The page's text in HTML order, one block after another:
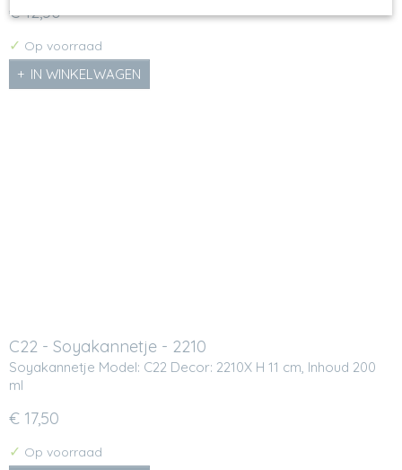
€ 12,50
✓ Op voorraad
IN WINKELWAGEN
C22 - Soyakannetje - 2210
Soyakannetje Model: C22 Decor: 2210X H 11 cm, Inhoud 200
ml
€ 17,50
✓ Op voorraad